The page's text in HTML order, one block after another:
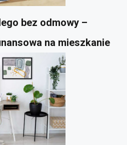
bez odmowy –
na mieszkanie